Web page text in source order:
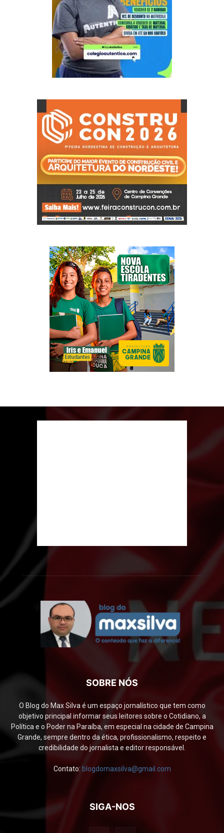
SOBRE NÓS
O Blog do Max Silva é um espaço jornalístico que tem como
objetivo principal informar seus leitores sobre o Cotidiano, a
Política e o Poder na Paraíba, em especial na cidade de Campina
Grande, sempre dentro da ética, profissionalismo, respeito e
credibilidade do jornalista e editor responsável.
Contato: blogdomaxsilva@gmail.com
SIGA-NOS